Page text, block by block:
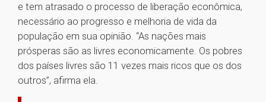
e tem atrasado o processo de liberação econômica,
necessário ao progresso e melhoria de vida da
população em sua opinião. “As nações mais
prósperas são as livres economicamente. Os pobres
dos países livres são 11 vezes mais ricos que os dos
outros”, afirma ela.